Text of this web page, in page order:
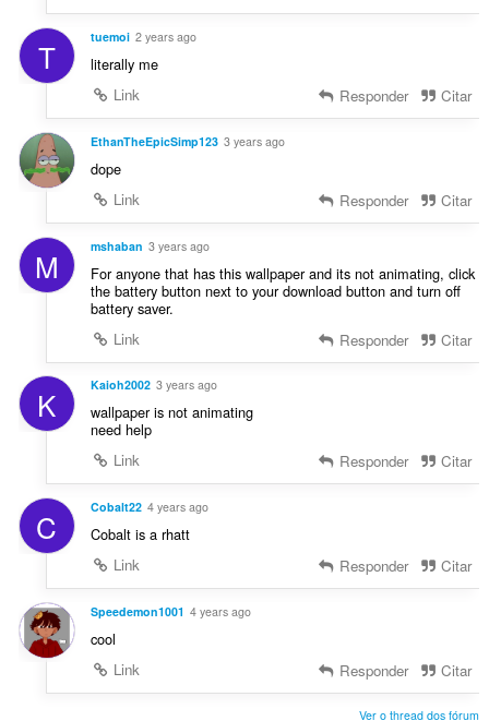
T tuemoi 2 years ago
literally me
Link
Responder Citar
EthanTheEpicSimp123 3 years ago
dope
Link
Responder Citar
M mshaban 3 years ago
For anyone that has this wallpaper and its not animating, click
the battery button next to your download button and turn off
battery saver.
Link
Responder Citar
K Kaioh2002 3 years ago
wallpaper is not animating
need help
Link
Responder Citar
C Cobalt22 4 years ago
Cobalt is a rhatt
Link
Responder Citar
Speedemon1001 4 years ago
cool
Link
Responder Citar
Ver o thread dos fórum